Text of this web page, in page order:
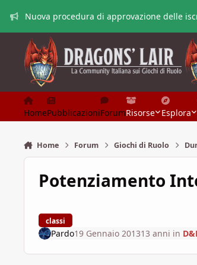
Nuova procedura di approvazione delle
HomePubblicazioniForumRisorse Esplora
Home Forum Giochi di Ruolo
Potenziamento
classi
Pardo19 Gennaio 201313 anni in